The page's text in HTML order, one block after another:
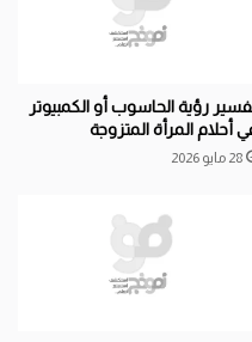
رؤية الحاسوب أو الكمبيوتر
أحلام المرأة المتزوجة
28 مايو 2026